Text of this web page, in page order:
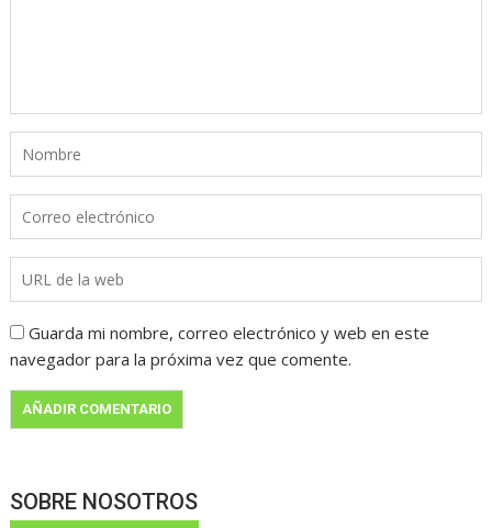
Guarda mi nombre, correo electrónico y web en este
navegador para la próxima vez que comente.
SOBRE NOSOTROS